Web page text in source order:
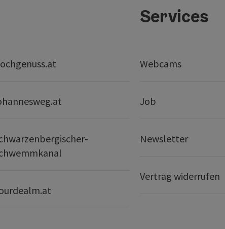
Services
Webcams
Job
Newsletter
Vertrag widerrufen